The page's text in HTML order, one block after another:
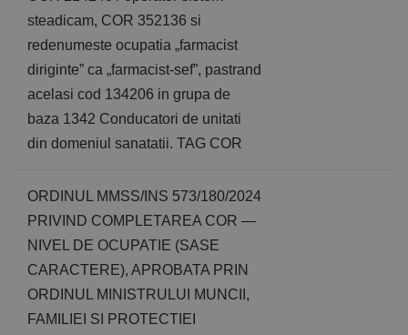
steadicam, COR 352136 si
redenumeste ocupatia „farmacist
diriginte” ca „farmacist-sef”, pastrand
acelasi cod 134206 in grupa de
baza 1342 Conducatori de unitati
din domeniul sanatatii. TAG COR
ORDINUL MMSS/INS 573/180/2024
PRIVIND COMPLETAREA COR —
NIVEL DE OCUPATIE (SASE
CARACTERE), APROBATA PRIN
ORDINUL MINISTRULUI MUNCII,
FAMILIEI SI PROTECTIEI